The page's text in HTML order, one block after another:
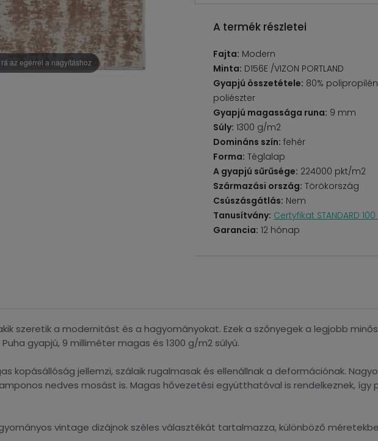
az egérrel a nagyításhoz
A termék részletei
Fajta: Modern
Minta: D156E /VIZON PORTLAND
Gyapjú összetétele: 80% polipropilén
poliészter
Gyapjú magassága runa: 9 mm
Súly: 1300 g/m2
Domináns szín: fehér
Forma: Téglalap
A gyapjú sűrűsége: 224000 pkt/m2
Származási ország: Törökország
Csúszásgátlás: Nem
Tanusítvány: Certyfikat STANDARD
Garancia: 12 hónap
szeretik a modernitást és a hagyományokat. Ezek a szőnyegek a legjobb
gyapjú, 9 milliméter magas és 1300 g/m2 súlyú.
kopásállóság jellemzi, szálaik rugalmasak és ellenállnak a deformációnak.
nedves mosást is. Magas hővezetési együtthatóval is rendelkeznek, így
vintage dizájnok széles választékát tartalmazza, különböző